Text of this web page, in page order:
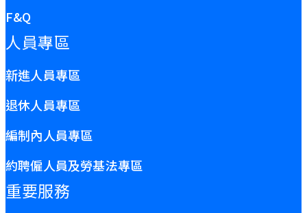
F&Q
人員專區
新進人員專區
退休人員專區
編制內人員專區
約聘僱人員及勞基法專區
重要服務